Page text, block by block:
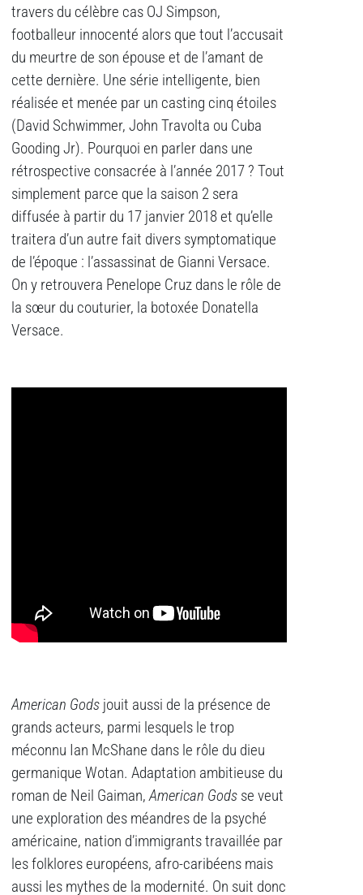
travers du célèbre cas OJ Simpson,
footballeur innocenté alors que tout l’accusait
du meurtre de son épouse et de l’amant de
cette dernière. Une série intelligente, bien
réalisée et menée par un casting cinq étoiles
(David Schwimmer, John Travolta ou Cuba
Gooding Jr). Pourquoi en parler dans une
rétrospective consacrée à l’année 2017 ? Tout
simplement parce que la saison 2 sera
diffusée à partir du 17 janvier 2018 et qu’elle
traitera d’un autre fait divers symptomatique
de l’époque : l’assassinat de Gianni Versace.
On y retrouvera Penelope Cruz dans le rôle de
la sœur du couturier, la botoxée Donatella
Versace.
American Gods jouit aussi de la présence de
grands acteurs, parmi lesquels le trop
méconnu Ian McShane dans le rôle du dieu
germanique Wotan. Adaptation ambitieuse du
roman de Neil Gaiman,American Gods se veut
une exploration des méandres de la psyché
américaine, nation d’immigrants travaillée par
les folklores européens, afro-caribéens mais
aussi les mythes de la modernité. On suit donc